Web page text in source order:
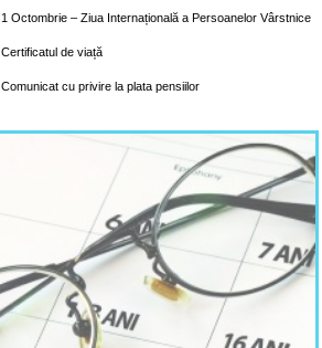
1 Octombrie – Ziua Internațională a Persoanelor Vârstnice
Certificatul de viață
Comunicat cu privire la plata pensiilor